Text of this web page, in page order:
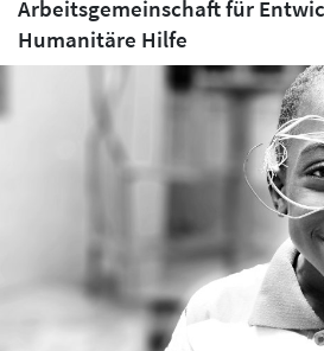
Arbeitsgemeinschaft für
Humanitäre Hilfe